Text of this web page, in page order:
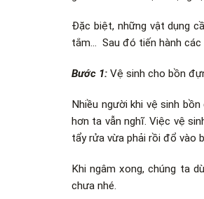
Đặc biệt, những vật dụng
tắm… Sau đó tiến hành các
Bước 1: Vệ sinh cho bồn
Nhiều người khi vệ sinh
hơn ta vẫn nghĩ. Việc vệ
tẩy rửa vừa phải rồi đổ vào
Khi ngâm xong, chúng ta
chưa nhé.